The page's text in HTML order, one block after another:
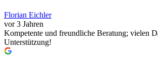
Florian Eichler
vor 3 Jahren
Kompetente und freundliche Beratung; vielen
Unterstützung!